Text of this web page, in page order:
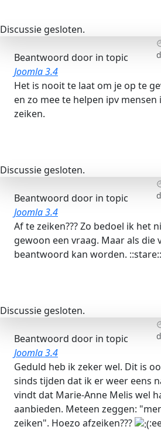
Discussie gesloten.
Beantwoord door in topic
Joomla 3.4
Het is nooit te laat om je op te
en zo mee te helpen ipv
zeiken.
Discussie gesloten.
Beantwoord door in topic
Joomla 3.4
Af te zeiken??? Zo bedoel ik het
gewoon een vraag. Maar als die
beantwoord kan worden.
Discussie gesloten.
Beantwoord door in topic
Joomla 3.4
Geduld heb ik zeker wel. Dit is
sinds tijden dat ik er weer eens
vindt dat Marie-Anne Melis wel
aanbieden. Meteen zeggen:
zeiken". Hoezo afzeiken???